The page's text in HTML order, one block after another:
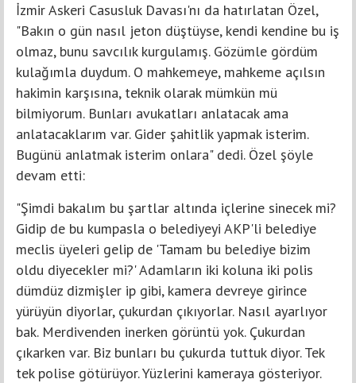
İzmir Askeri Casusluk Davası'nı da hatırlatan Özel,
"Bakın o gün nasıl jeton düştüyse, kendi kendine bu iş
olmaz, bunu savcılık kurgulamış. Gözümle gördüm
kulağımla duydum. O mahkemeye, mahkeme açılsın
hakimin karşısına, teknik olarak mümkün mü
bilmiyorum. Bunları avukatları anlatacak ama
anlatacaklarım var. Gider şahitlik yapmak isterim.
Bugünü anlatmak isterim onlara" dedi. Özel şöyle
devam etti:
"Şimdi bakalım bu şartlar altında içlerine sinecek mi?
Gidip de bu kumpasla o belediyeyi AKP'li belediye
meclis üyeleri gelip de 'Tamam bu belediye bizim
oldu diyecekler mi?' Adamların iki koluna iki polis
dümdüz dizmişler ip gibi, kamera devreye girince
yürüyün diyorlar, çukurdan çıkıyorlar. Nasıl ayarlıyor
bak. Merdivenden inerken görüntü yok. Çukurdan
çıkarken var. Biz bunları bu çukurda tuttuk diyor. Tek
tek polise götürüyor. Yüzlerini kameraya gösteriyor.